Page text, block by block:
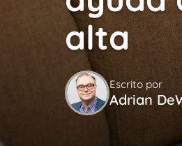
alta
Escrito por
Adrian